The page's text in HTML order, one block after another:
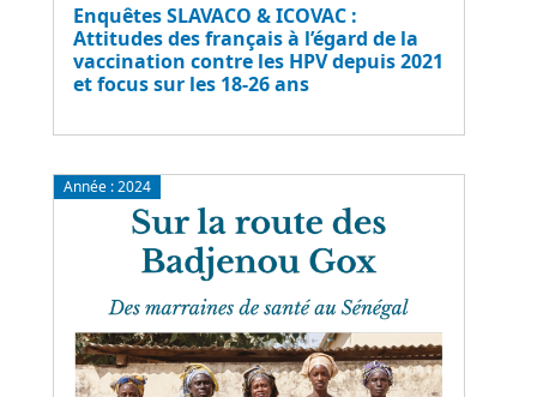
Enquêtes SLAVACO & ICOVAC :
Attitudes des français à l’égard de la
vaccination contre les HPV depuis 2021
et focus sur les 18-26 ans
Année :2024